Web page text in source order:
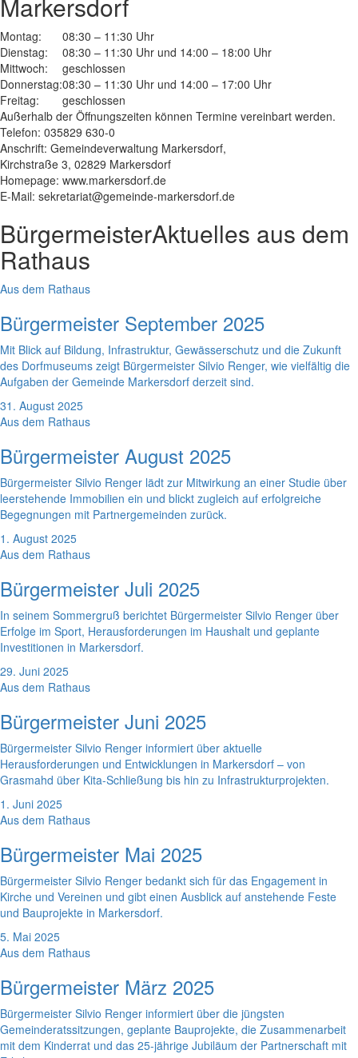
Markersdorf
Montag:
08:30 – 11:30 Uhr
Dienstag:
08:30 – 11:30 Uhr und 14:00 – 18:00 Uhr
Mittwoch:
geschlossen
Donnerstag:08:30 – 11:30 Uhr und 14:00 – 17:00 Uhr
Freitag:
geschlossen
Außerhalb der Öffnungszeiten können Termine vereinbart werden.
Telefon: 035829 630-0
Anschrift: Gemeindeverwaltung Markersdorf,
Kirchstraße 3, 02829 Markersdorf
Homepage: www.markersdorf.de
E-Mail: sekretariat@gemeinde-markersdorf.de
BürgermeisterAktuelles aus dem
Rathaus
Aus dem Rathaus
Bürgermeister September 2025
Mit Blick auf Bildung, Infrastruktur, Gewässerschutz und die Zukunft
des Dorfmuseums zeigt Bürgermeister Silvio Renger, wie vielfältig die
Aufgaben der Gemeinde Markersdorf derzeit sind.
31. August 2025
Aus dem Rathaus
Bürgermeister August 2025
Bürgermeister Silvio Renger lädt zur Mitwirkung an einer Studie über
leerstehende Immobilien ein und blickt zugleich auf erfolgreiche
Begegnungen mit Partnergemeinden zurück.
1. August 2025
Aus dem Rathaus
Bürgermeister Juli 2025
In seinem Sommergruß berichtet Bürgermeister Silvio Renger über
Erfolge im Sport, Herausforderungen im Haushalt und geplante
Investitionen in Markersdorf.
29. Juni 2025
Aus dem Rathaus
Bürgermeister Juni 2025
Bürgermeister Silvio Renger informiert über aktuelle
Herausforderungen und Entwicklungen in Markersdorf – von
Grasmahd über Kita-Schließung bis hin zu Infrastrukturprojekten.
1. Juni 2025
Aus dem Rathaus
Bürgermeister Mai 2025
Bürgermeister Silvio Renger bedankt sich für das Engagement in
Kirche und Vereinen und gibt einen Ausblick auf anstehende Feste
und Bauprojekte in Markersdorf.
5. Mai 2025
Aus dem Rathaus
Bürgermeister März 2025
Bürgermeister Silvio Renger informiert über die jüngsten
Gemeinderatssitzungen, geplante Bauprojekte, die Zusammenarbeit
mit dem Kinderrat und das 25-jährige Jubiläum der Partnerschaft mit